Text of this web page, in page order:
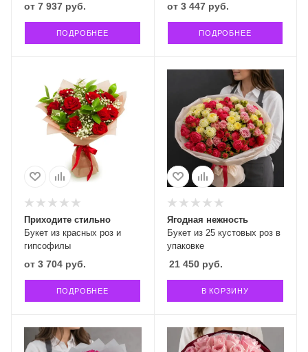
от 7 937 руб.
ПОДРОБНЕЕ
от 3 447 руб.
ПОДРОБНЕЕ
Букет из красных роз и
гипсофилы
Приходите стильно
от 3 704 руб.
ПОДРОБНЕЕ
Букет из 25 кустовых роз в
упаковке
Ягодная нежность
21 450руб.
В КОРЗИНУ